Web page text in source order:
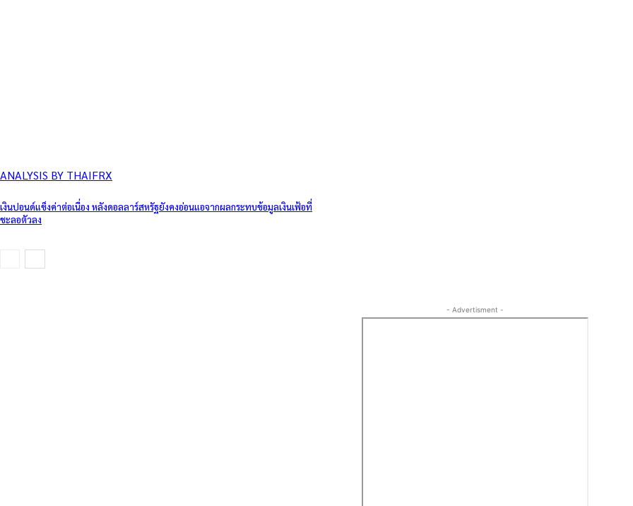
ANALYSIS BY THAIFRX
เงินปอนด์แข็งค่าต่อเนื่อง หลังดอลลาร์สหรัฐยังคงอ่อนแอจากผลกระทบข้อมูลเงินเฟ้อที่
ชะลอตัวลง
- Advertisment -